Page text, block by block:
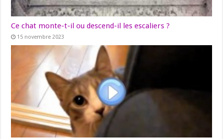
Ce chat monte-t-il ou descend-il les escaliers ?
15 novembre 2023